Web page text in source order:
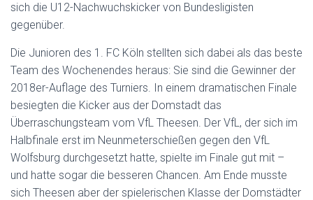
sich die U12-Nachwuchskicker von Bundesligisten
gegenüber.
Die Junioren des 1. FC Köln stellten sich dabei als das beste
Team des Wochenendes heraus: Sie sind die Gewinner der
2018er-Auflage des Turniers. In einem dramatischen Finale
besiegten die Kicker aus der Domstadt das
Überraschungsteam vom VfL Theesen. Der VfL, der sich im
Halbfinale erst im Neunmeterschießen gegen den VfL
Wolfsburg durchgesetzt hatte, spielte im Finale gut mit –
und hatte sogar die besseren Chancen. Am Ende musste
sich Theesen aber der spielerischen Klasse der Domstädter